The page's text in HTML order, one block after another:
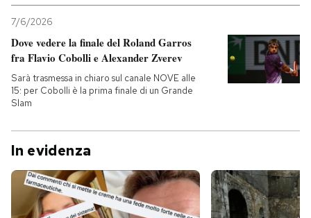
7/6/2026
Dove vedere la finale del Roland Garros
fra Flavio Cobolli e Alexander Zverev
Sarà trasmessa in chiaro sul canale NOVE alle
15: per Cobolli è la prima finale di un Grande
Slam
In evidenza